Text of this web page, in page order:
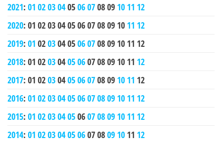
2021: 01 0203040506070809 10 11 12
2020: 01 0203040506070809 10 11 12
2019: 01 0203040506070809 10 11 12
2018: 01 0203040506070809 10 11 12
2017: 01 0203040506070809 10 11 12
2016: 01 0203040506070809 10 11 12
2015: 01 0203040506070809 10 11 12
2014: 01 0203040506070809 10 11 12